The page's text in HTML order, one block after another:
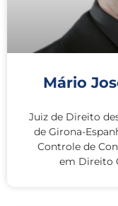
Mário
Juiz de Direito
de Girona-
Controle de
em Direito